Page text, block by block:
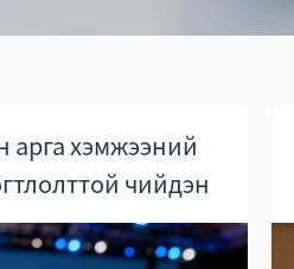
арга хэмжээний
чийдэн